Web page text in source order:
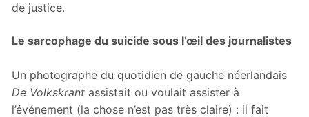
de justice.
Le sarcophage du suicide sous l’œil des journalistes
Un photographe du quotidien de gauche néerlandais
De Volkskrant assistait ou voulait assister à
l’événement (la chose n’est pas très claire) : il fait